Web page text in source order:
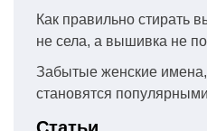
Как правильно стирать
не села, а вышивка не
Забытые женские
становятся